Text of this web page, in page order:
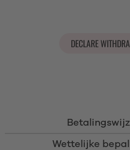
DECLARE
Wettelijke